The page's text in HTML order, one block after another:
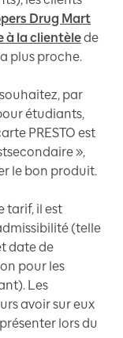
Drug Mart
à la clientèlede
plus proche.
par
étudiants,
PRESTO est
»,
le bon produit.
tarif, il est
(telle
date de
pour les
Les
avoir sur eux
lors du